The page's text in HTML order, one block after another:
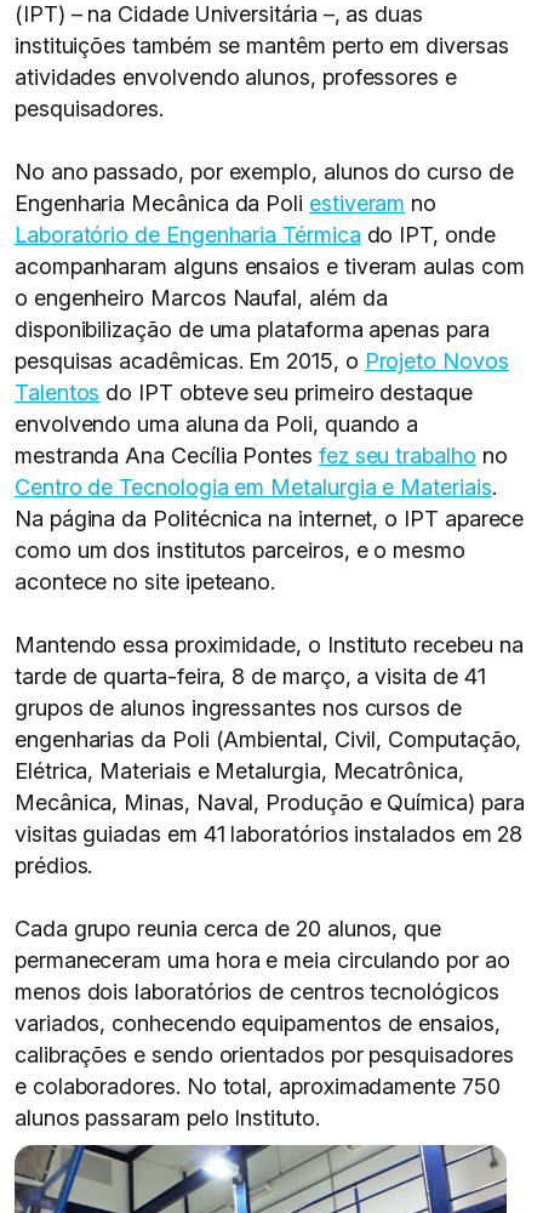
(IPT) – na Cidade Universitária –, as duas
instituições também se mantêm perto em diversas
atividades envolvendo alunos, professores e
pesquisadores.
No ano passado, por exemplo, alunos do curso de
Engenharia Mecânica da Poli estiveram no
Laboratório de Engenharia Térmica do IPT, onde
acompanharam alguns ensaios e tiveram aulas com
o engenheiro Marcos Naufal, além da
disponibilização de uma plataforma apenas para
pesquisas acadêmicas. Em 2015, o Projeto Novos
Talentos do IPT obteve seu primeiro destaque
envolvendo uma aluna da Poli, quando a
mestranda Ana Cecília Pontes fez seu trabalho no
Centro de Tecnologia em Metalurgia e Materiais.
Na página da Politécnica na internet, o IPT aparece
como um dos institutos parceiros, e o mesmo
acontece no site ipeteano.
Mantendo essa proximidade, o Instituto recebeu na
tarde de quarta-feira, 8 de março, a visita de 41
grupos de alunos ingressantes nos cursos de
engenharias da Poli (Ambiental, Civil, Computação,
Elétrica, Materiais e Metalurgia, Mecatrônica,
Mecânica, Minas, Naval, Produção e Química) para
visitas guiadas em 41 laboratórios instalados em 28
prédios.
Cada grupo reunia cerca de 20 alunos, que
permaneceram uma hora e meia circulando por ao
menos dois laboratórios de centros tecnológicos
variados, conhecendo equipamentos de ensaios,
calibrações e sendo orientados por pesquisadores
e colaboradores. No total, aproximadamente 750
alunos passaram pelo Instituto.